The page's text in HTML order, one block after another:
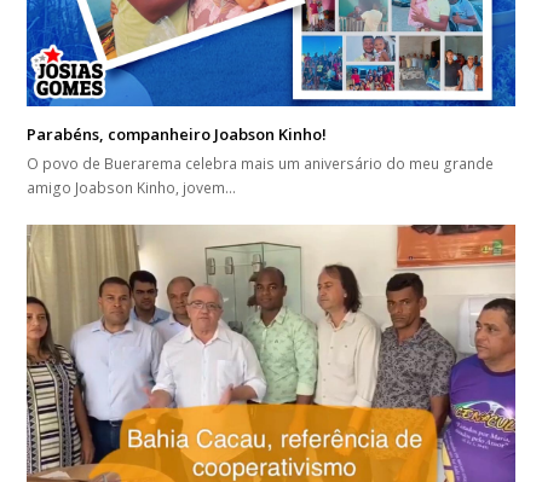
Parabéns, companheiro Joabson Kinho!
O povo de Buerarema celebra mais um aniversário do meu grande
amigo Joabson Kinho, jovem…